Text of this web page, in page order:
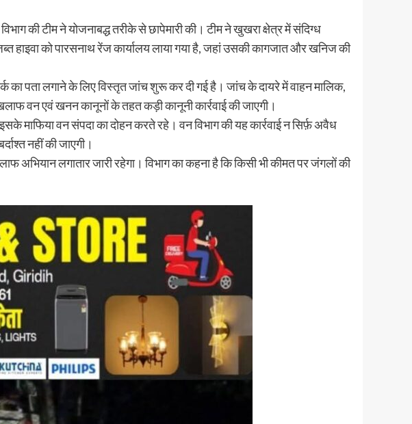
की टीम ने योजनाबद्ध तरीके से छापेमारी की। टीम ने खुखरा क्षेत्र में संदिग्ध
हाइवा को पारसनाथ रेंज कार्यालय लाया गया है, जहां उसकी कागजात और खनिज की
का पता लगाने के लिए विस्तृत जांच शुरू कर दी गई है। जांच के दायरे में वाहन मालिक,
वन एवं खनन कानूनों के तहत कड़ी कानूनी कार्रवाई की जाएगी।
माफिया वन संपदा का दोहन करते रहे। वन विभाग की यह कार्रवाई न सिर्फ़ अवैध
नहीं की जाएगी।
लगातार जारी रहेगा। विभाग का कहना है कि किसी भी कीमत पर जंगलों की